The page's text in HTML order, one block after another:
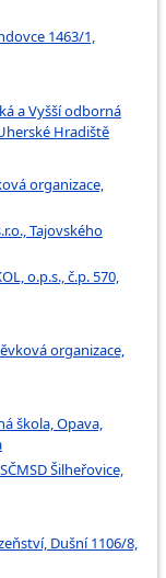
1463/1,
a Vyšší odborná
Hradiště
organizace,
Tajovského
o.p.s., č.p. 570,
organizace,
škola, Opava,
Šilheřovice,
Dušní 1106/8,